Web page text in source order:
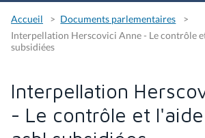
Accueil
Documents parlementaires
Interpellation Herscovici Anne - Le contrôle
subsidiées
Interpellation
- Le contrôle et